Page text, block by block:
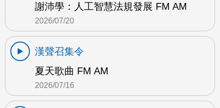
謝沛學：人工智慧法規發展 FM AM
2026/07/20
漢聲召集令
夏天歌曲 FM AM
2026/07/16